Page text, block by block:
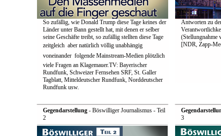
So zufällig, wie Donald Trump diese Tage keines der
Länder unter Bann gestellt hat, mit denen er selber
seine Geschäfte treibt, so zufällig stellten diese Tage
zeitgleich  aber natürlich völlig unabhängig
voneinander  folgende Mainstream-Medien plötzlich
viele Fragen an Klagemauer.TV: Bayerischer
Rundfunk, Schweizer Fernsehen SRF, St. Galler
Tagblatt, Mitteldeutscher Rundfunk, Norddeutscher
Rundfunk usw.
Antworten zu
(Stellungnahme
[NDR, Zapp-
Gegendarstellung- Böswilliger Journalismus - Teil
2
3